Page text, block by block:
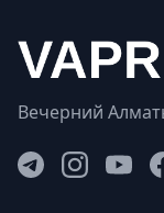
Вечерний